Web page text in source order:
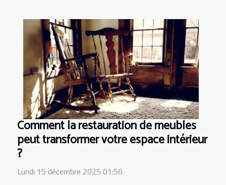
Comment la restauration de meubles
peut transformer votre espace intérieur
?
Lundi 15 décembre 2025 01:56